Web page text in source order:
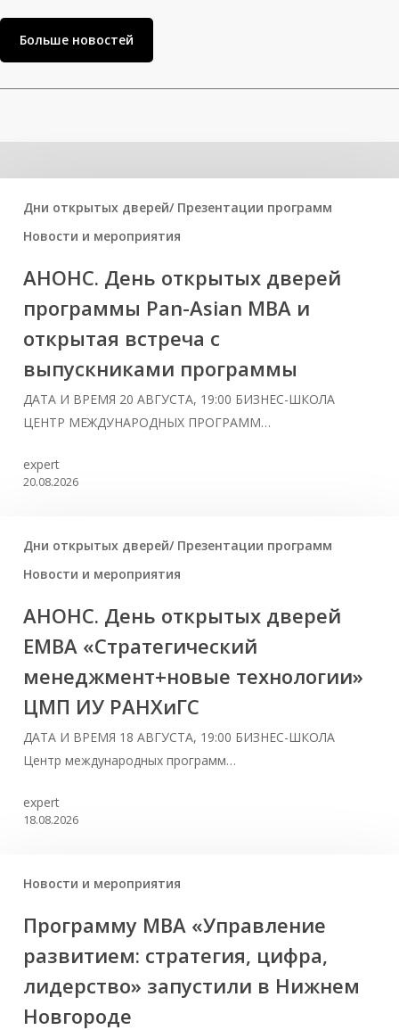
Больше новостей
Дни открытых дверей/ Презентации программ
Новости и мероприятия
АНОНС. День открытых дверей
программы Pan-Asian MBA и
открытая встреча с
выпускниками программы
ДАТА И ВРЕМЯ 20 АВГУСТА, 19:00 БИЗНЕС-ШКОЛА
ЦЕНТР МЕЖДУНАРОДНЫХ ПРОГРАММ…
expert
20.08.2026
Дни открытых дверей/ Презентации программ
Новости и мероприятия
АНОНС. День открытых дверей
ЕМВА «Стратегический
менеджмент+новые технологии»
ЦМП ИУ РАНХиГС
ДАТА И ВРЕМЯ 18 АВГУСТА, 19:00 БИЗНЕС-ШКОЛА
Центр международных программ…
expert
18.08.2026
Новости и мероприятия
Программу MBA «Управление
развитием: стратегия, цифра,
лидерство» запустили в Нижнем
Новгороде